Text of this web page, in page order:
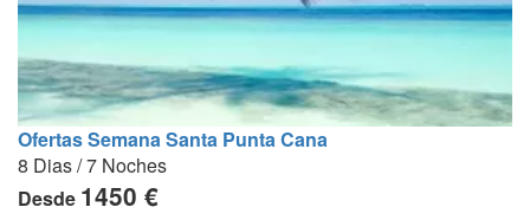
Ofertas Semana Santa Punta Cana
8 Dias / 7 Noches
Desde 1450 €